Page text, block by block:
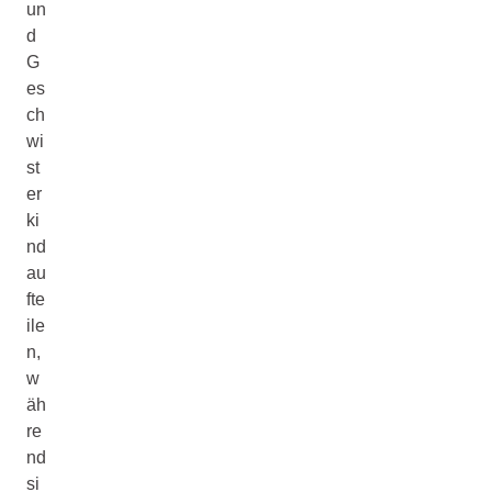
un
d
G
es
ch
wi
st
er
ki
nd
au
fte
ile
n,
w
äh
re
nd
si